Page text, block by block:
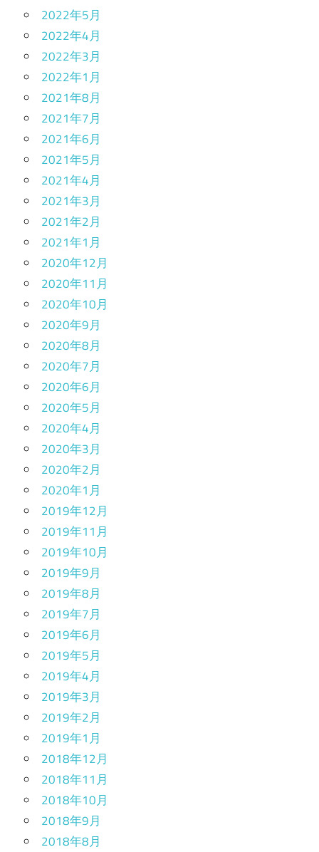
2022年5月
2022年4月
2022年3月
2022年1月
2021年8月
2021年7月
2021年6月
2021年5月
2021年4月
2021年3月
2021年2月
2021年1月
2020年12月
2020年11月
2020年10月
2020年9月
2020年8月
2020年7月
2020年6月
2020年5月
2020年4月
2020年3月
2020年2月
2020年1月
2019年12月
2019年11月
2019年10月
2019年9月
2019年8月
2019年7月
2019年6月
2019年5月
2019年4月
2019年3月
2019年2月
2019年1月
2018年12月
2018年11月
2018年10月
2018年9月
2018年8月